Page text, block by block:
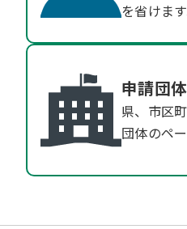
を省けます
申請団
県、市区
団体のペ